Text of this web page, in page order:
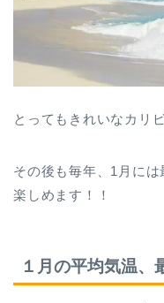
とってもきれいなカリ
その後も毎年、1月に
楽しめます！！
１月の平均気温、